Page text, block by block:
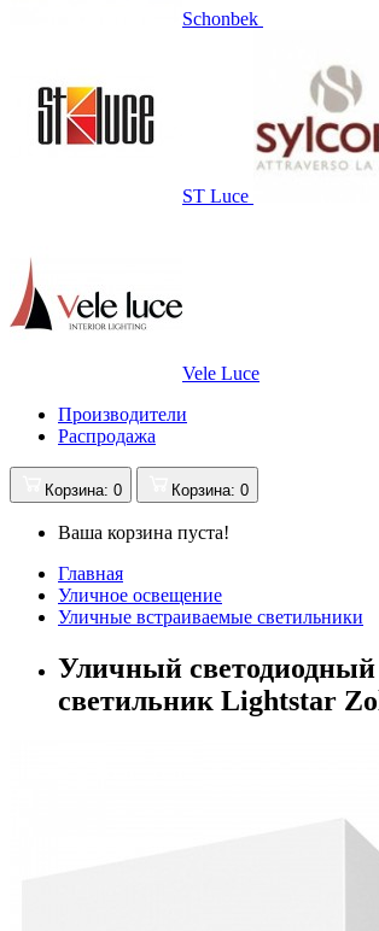
Schonbek
ST Luce
Vele Luce
Производители
Распродажа
Корзина: 0 Корзина: 0
Ваша корзина пуста!
Главная
Уличное освещение
Уличные встраиваемые светильники
Уличный светодиодный
светильник Lightstar